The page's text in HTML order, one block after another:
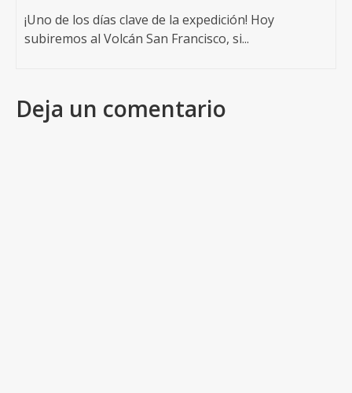
¡Uno de los días clave de la expedición! Hoy
subiremos al Volcán San Francisco, si...
Deja un comentario